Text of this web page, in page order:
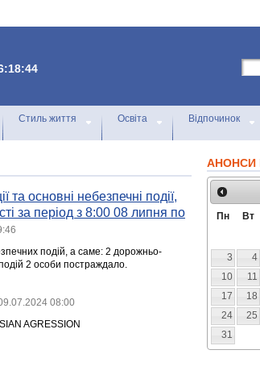
Стиль життя Освіта Відпочинок
та основні небезпечні події,
за період з 8:00 08 липня по
подій, а саме: 2 дорожньо-
2 особи постраждало.
08:00
AGRESSION
АНОНСИ
Пн Вт
3
4
10
11
17
18
24
25
31